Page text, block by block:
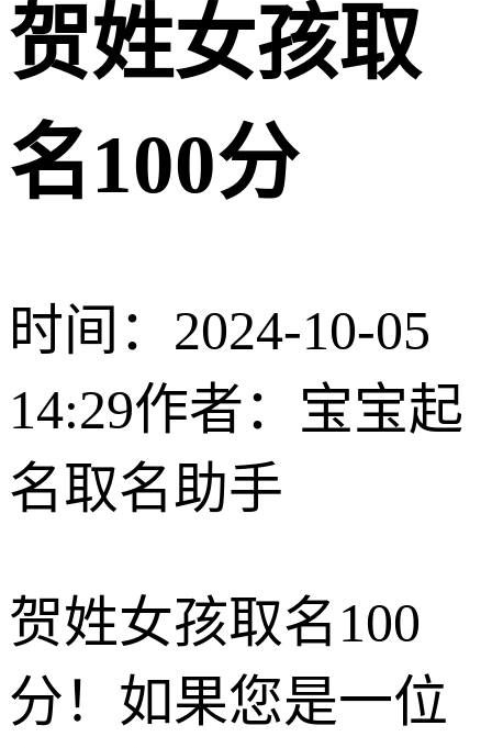
贺姓女孩取
名100分
时间：2024-10-05
14:29作者：宝宝起
名取名助手
贺姓女孩取名100
分！如果您是一位